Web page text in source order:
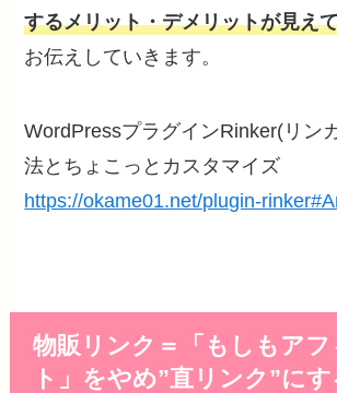
するメリット・デメリットが見え
お伝えしていきます。
WordPressプラグインRinker(リン
法とちょこっとカスタマイズ
https://okame01.net/plugin-
物販リンク＝「もしもアフ
ト」をやめ”直リンク”に